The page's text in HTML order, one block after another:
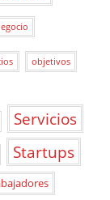
objetivos
Servicios
Startups